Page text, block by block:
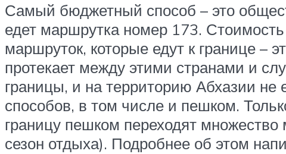
Самый бюджетный способ – это
едет маршрутка номер 173.
маршруток, которые едут к границе –
протекает между этими странами и
границы, и на территорию Абхазии не
способов, в том числе и пешком.
границу пешком переходят
сезон отдыха). Подробнее об этом